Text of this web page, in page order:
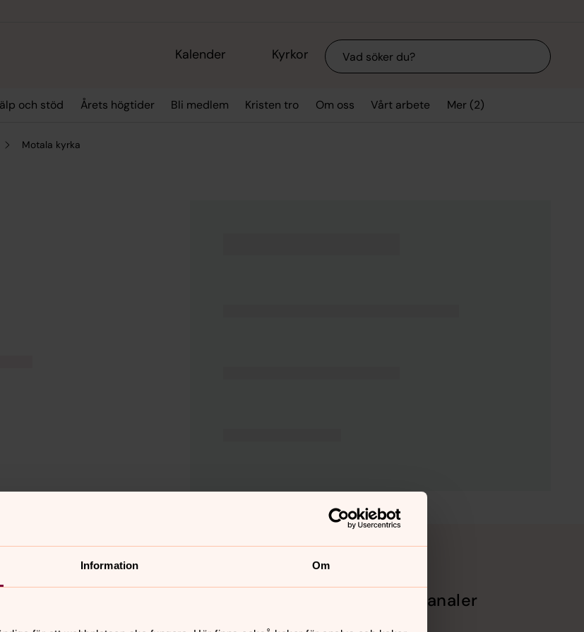
Information Om
Kalender Kyrkor Sök
och stöd Årets högtider Bli medlem Kristen tro Om oss Vårt arbete Mer (2)
Motala kyrka
Sociala kanaler